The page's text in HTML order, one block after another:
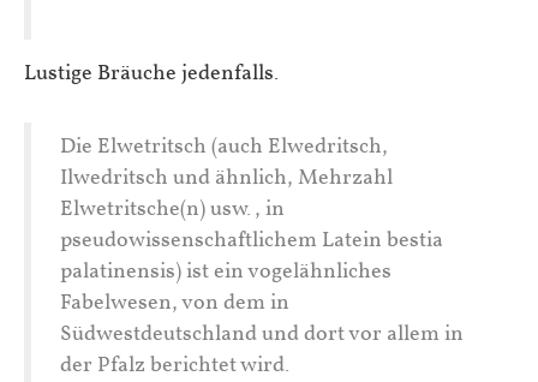
Lustige Bräuche jedenfalls.
Die Elwetritsch (auch Elwedritsch,
Ilwedritsch und ähnlich, Mehrzahl
Elwetritsche(n) usw., in
pseudowissenschaftlichem Latein bestia
palatinensis) ist ein vogelähnliches
Fabelwesen, von dem in
Südwestdeutschland und dort vor allem in
der Pfalz berichtet wird.